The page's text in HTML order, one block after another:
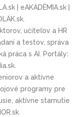
| eAKADÉMIA.sk |
učiteľov a HR
a testov, správa
práca s AI. Portály:
a aktívne
programy pre
aktívne starnutie